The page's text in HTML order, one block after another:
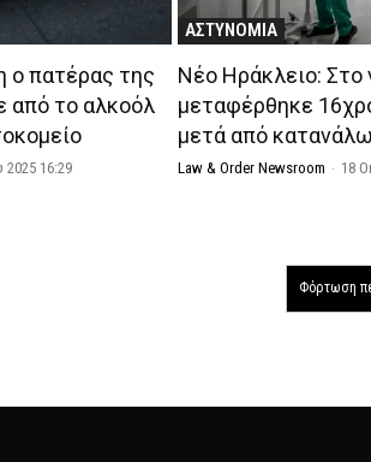
ο πατέρας της
από το αλκοόλ
16:29
ΑΣΤΥΝΟΜΙΑ
Νέο Ηράκλειο: Στο
μεταφέρθηκε
μετά από
Law & Order Newsroom - 18
Φόρτωση